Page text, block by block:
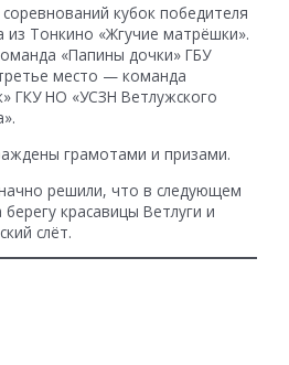
кубок победителя
из Тонкино «Жгучие матрёшки».
«Папины дочки» ГБУ
место — команда
ГКУ НО «УСЗН Ветлужского
грамотами и призами.
решили, что в следующем
красавицы Ветлуги и
слёт.